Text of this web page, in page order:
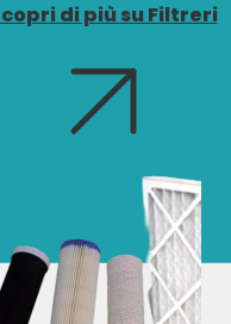
Filtreri
di più su Filtreri